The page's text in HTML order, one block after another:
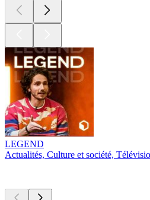
LEGEND
Actualités, Culture et société,